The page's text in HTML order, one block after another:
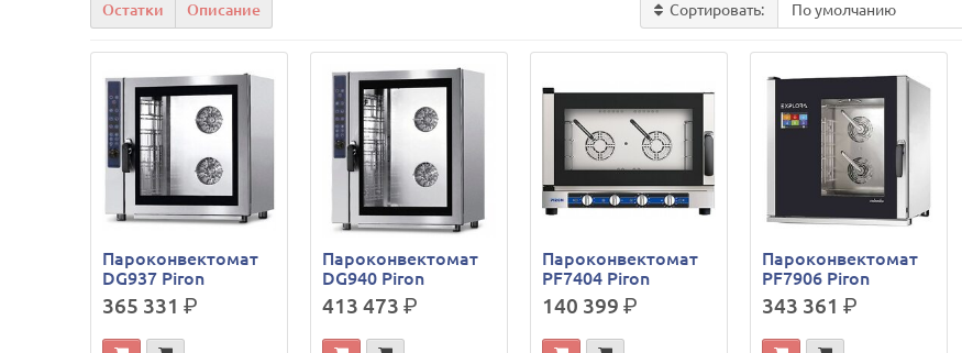
Остатки Описание Сортировать:
Пароконвектомат
DG937 Piron
365 331р.
Пароконвектомат
DG940 Piron
413 473р.
Пароконвектомат
PF7404 Piron
140 399р.
Пароконвектомат
PF7906 Piron
343 361 р.